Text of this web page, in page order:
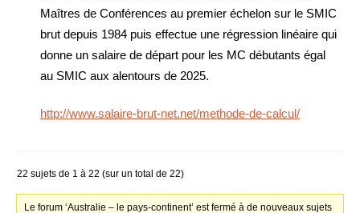
Maîtres de Conférences au premier échelon sur le SMIC
brut depuis 1984 puis effectue une régression linéaire qui
donne un salaire de départ pour les MC débutants égal
au SMIC aux alentours de 2025.
http://www.salaire-brut-net.net/methode-de-calcul/
22 sujets de 1 à 22 (sur un total de 22)
Le forum ‘Australie – le pays-continent’ est fermé à de nouveaux sujets